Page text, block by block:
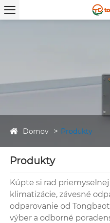
Domov Produkty
Produkty
Kúpte si rad
klimatizácie, závesné
odparovanie od
výber a odborné